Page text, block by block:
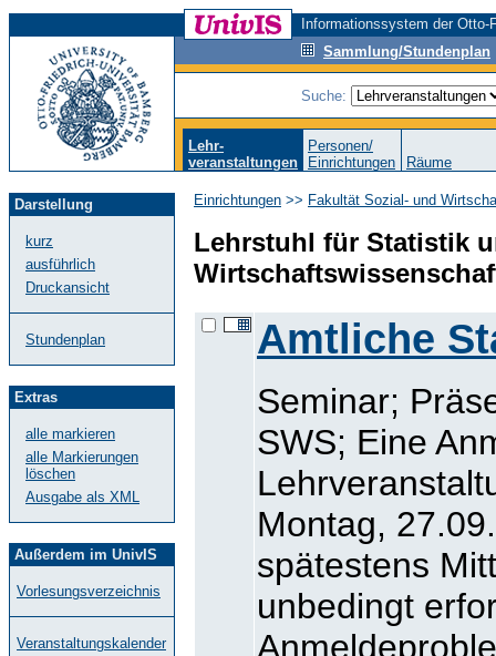
Informationssystem der
Sammlung/Stundenplan
Suche:
Lehr-
veranstaltungen
Personen/
Einrichtungen
Räume
Darstellung
kurz
ausführlich
Druckansicht
Stundenplan
Extras
alle markieren
alle Markierungen
löschen
Ausgabe als XML
Außerdem im UnivIS
Vorlesungsverzeichnis
Veranstaltungskalender
Einrichtungen >> Fakultät Sozial- und
Lehrstuhl für Statistik
Amtliche
Seminar;
SWS; Eine
Montag,
spätestens
unbedingt